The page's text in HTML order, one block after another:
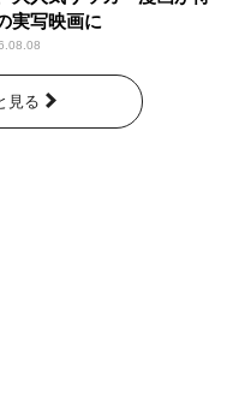
実写映画に
見る